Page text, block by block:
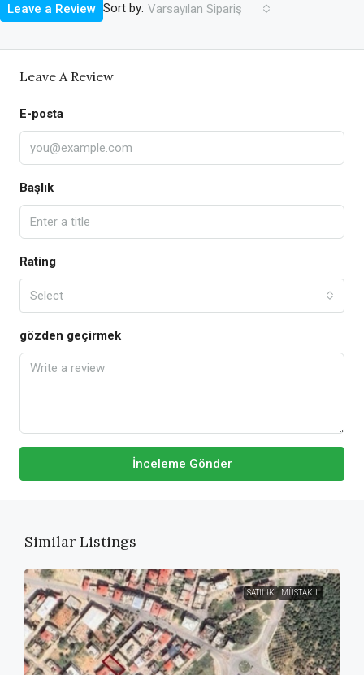
Sort by: Varsayılan Sipariş
Leave a Review
Leave A Review
E-posta
Başlık
Rating
Select
gözden geçirmek
İnceleme Gönder
Similar Listings
SATILIK MÜSTAKIL